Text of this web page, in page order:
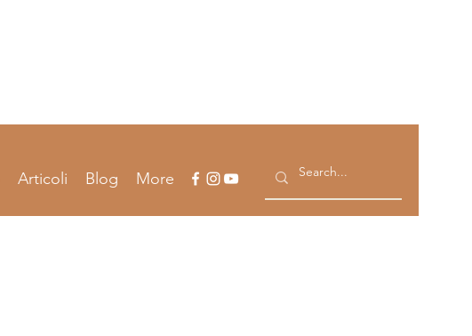
Articoli Blog More